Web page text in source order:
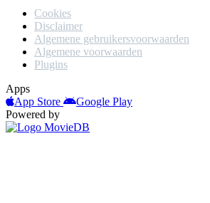
Cookies
Disclaimer
Algemene gebruikersvoorwaarden
Algemene voorwaarden
Plugins
Apps
App Store
Google Play
Powered by